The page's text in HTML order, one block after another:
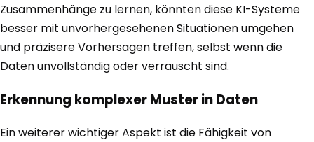
Zusammenhänge zu lernen, könnten diese KI-Systeme
besser mit unvorhergesehenen Situationen umgehen
und präzisere Vorhersagen treffen, selbst wenn die
Daten unvollständig oder verrauscht sind.
Erkennung komplexer Muster in Daten
Ein weiterer wichtiger Aspekt ist die Fähigkeit von